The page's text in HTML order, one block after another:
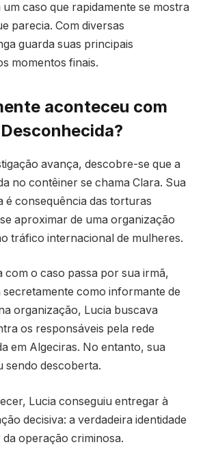
um caso que rapidamente se mostra
parecia. Com diversas
guarda suas principais
momentos finais.
aconteceu com
avança, descobre-se que a
no contêiner se chama Clara. Sua
é consequência das torturas
aproximar de uma organização
tráfico internacional de mulheres.
com o caso passa por sua irmã,
secretamente como informante de
organização, Lucia buscava
os responsáveis pela rede
em Algeciras. No entanto, sua
sendo descoberta.
Lucia conseguiu entregar à
decisiva: a verdadeira identidade
operação criminosa.